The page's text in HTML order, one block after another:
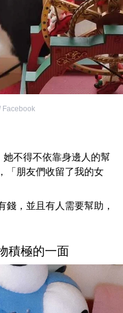
Facebook
不得不依靠身邊人的幫
，「朋友們收留了我的女
錢，並且有人需要幫助，
積極的一面